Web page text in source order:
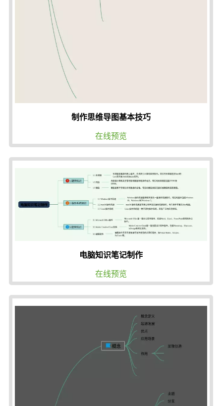
制作思维导图基本技巧
在线预览
电脑知识笔记制作
在线预览